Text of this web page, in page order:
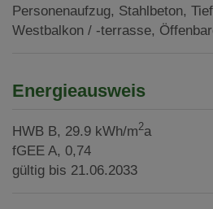
Personenaufzug Stahlbeton
Westbalkon / -terrasse
Energieausweis
HWB B, 29.9 kWh/m2a
fGEE A, 0,74
gültig bis 21.06.2033